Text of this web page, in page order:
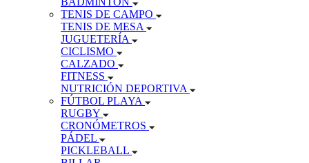
TENIS DE CAMPO
TENIS DE MESA
JUGUETERÍA
CICLISMO
CALZADO
FITNESS
NUTRICIÓN DEPORTIVA
FÚTBOL PLAYA
RUGBY
CRONÓMETROS
PÁDEL
PICKLEBALL